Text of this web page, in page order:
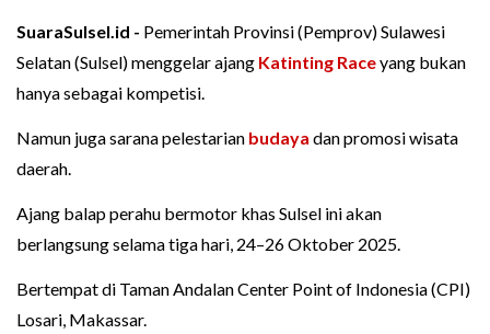
SuaraSulsel.id - Pemerintah Provinsi (Pemprov) Sulawesi
Selatan (Sulsel) menggelar ajang Katinting Raceyang bukan
hanya sebagai kompetisi.
Namun juga sarana pelestarian budaya dan promosi wisata
daerah.
Ajang balap perahu bermotor khas Sulsel ini akan
berlangsung selama tiga hari, 24–26 Oktober 2025.
Bertempat di Taman Andalan Center Point of Indonesia (CPI)
Losari, Makassar.